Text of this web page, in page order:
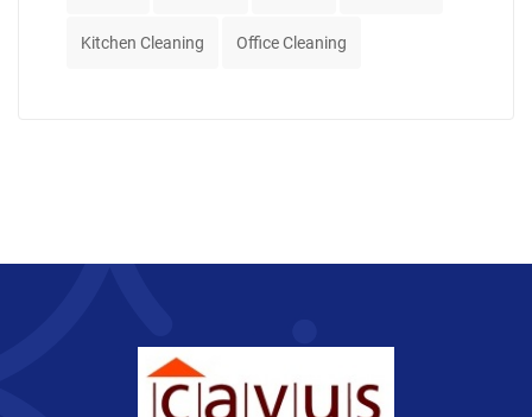
Kitchen Cleaning Office Cleaning